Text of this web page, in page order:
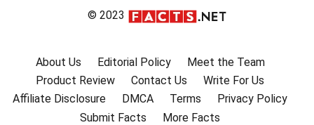
© 2023
About Us Editorial Policy
Meet the Team
Product Review
Contact Us
Write For Us
Affiliate Disclosure
DMCA Terms
Privacy Policy
Submit Facts
More Facts